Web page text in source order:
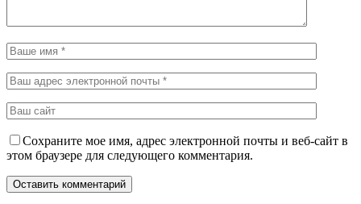
Сохраните мое имя, адрес электронной почты и веб-сайт в
этом браузере для следующего комментария.